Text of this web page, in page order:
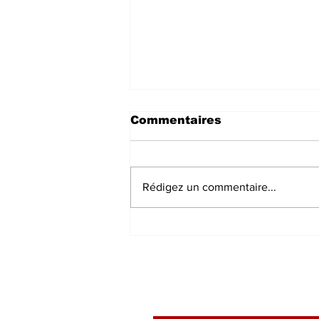
Commentaires
Rédigez un commentaire...